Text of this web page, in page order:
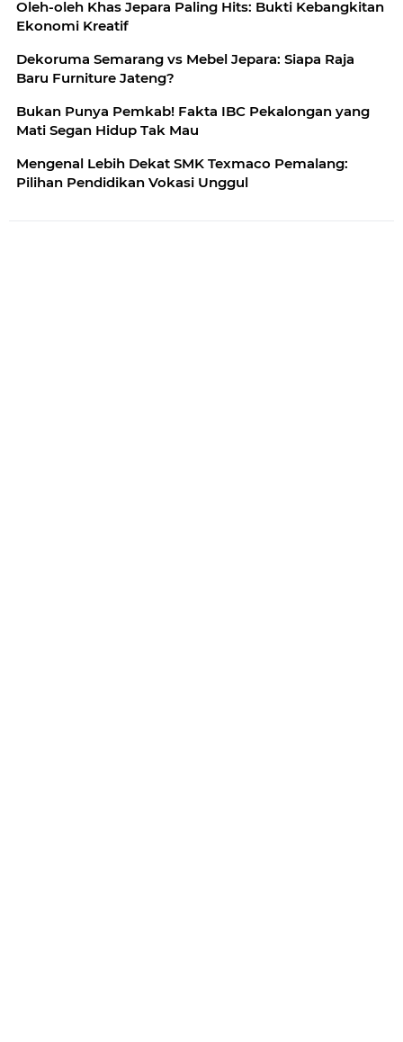
Oleh-oleh Khas Jepara Paling Hits: Bukti Kebangkitan
Ekonomi Kreatif
Dekoruma Semarang vs Mebel Jepara: Siapa Raja
Baru Furniture Jateng?
Bukan Punya Pemkab! Fakta IBC Pekalongan yang
Mati Segan Hidup Tak Mau
Mengenal Lebih Dekat SMK Texmaco Pemalang:
Pilihan Pendidikan Vokasi Unggul